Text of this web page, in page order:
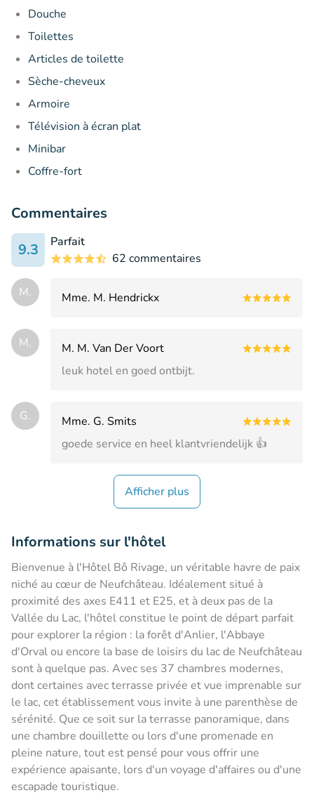
Douche
Toilettes
Articles de toilette
Sèche-cheveux
Armoire
Télévision à écran plat
Minibar
Coffre-fort
Commentaires
9.3
Parfait
62 commentaires
M. Mme. M. Hendrickx
M.
M. M. Van Der Voort
leuk hotel en goed ontbijt.
G.
Mme. G. Smits
goede service en heel klantvriendelijk 👍
Afficher plus
Informations sur l'hôtel
Bienvenue à l'Hôtel Bô Rivage, un véritable havre de paix
niché au cœur de Neufchâteau. Idéalement situé à
proximité des axes E411 et E25, et à deux pas de la
Vallée du Lac, l'hôtel constitue le point de départ parfait
pour explorer la région : la forêt d'Anlier, l'Abbaye
d'Orval ou encore la base de loisirs du lac de Neufchâteau
sont à quelque pas. Avec ses 37 chambres modernes,
dont certaines avec terrasse privée et vue imprenable sur
le lac, cet établissement vous invite à une parenthèse de
sérénité. Que ce soit sur la terrasse panoramique, dans
une chambre douillette ou lors d'une promenade en
pleine nature, tout est pensé pour vous offrir une
expérience apaisante, lors d'un voyage d'affaires ou d'une
escapade touristique.